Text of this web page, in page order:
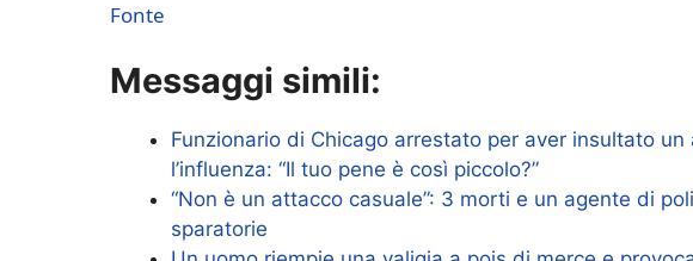
Fonte
Messaggi simili:
Funzionario di Chicago arrestato per aver insultato
l’influenza: “Il tuo pene è così piccolo?”
“Non è un attacco casuale”: 3 morti e un agente di
sparatorie